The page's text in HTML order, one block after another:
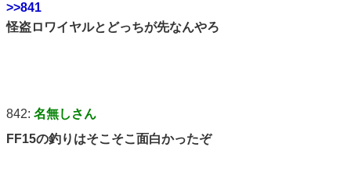
>>841
怪盗ロワイヤルとどっちが先なんやろ
842: 名無しさん
FF15の釣りはそこそこ面白かったぞ